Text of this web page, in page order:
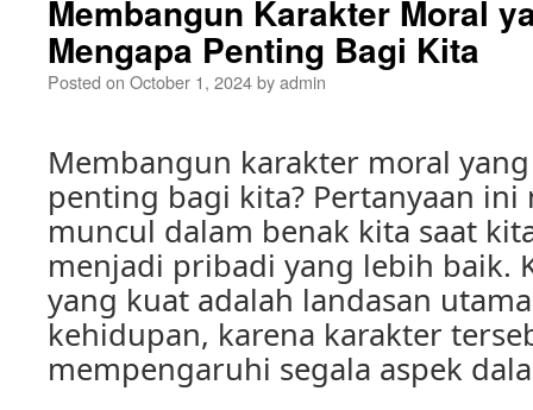
Membangun Karakter Moral
Mengapa Penting Bagi Kita
Posted on October 1, 2024byadmin
Membangun karakter moral
penting bagi kita? Pertanyaan
muncul dalam benak kita saat
menjadi pribadi yang lebih baik.
yang kuat adalah landasan
kehidupan, karena karakter
mempengaruhi segala aspek